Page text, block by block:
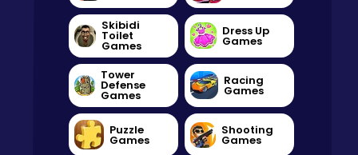
Skibidi
Toilet
Games
Dress Up
Games
Tower
Defense
Games
Racing
Games
Puzzle
Games
Shooting
Games